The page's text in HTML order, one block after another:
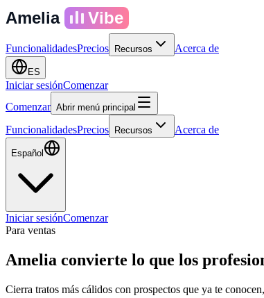
Amelia Vibe
FuncionalidadesPrecios Recursos Acerca de
ES
Iniciar sesiónComenzar
Comenzar Abrir menú principal
FuncionalidadesPrecios Recursos Acerca de
Español
Iniciar sesiónComenzar
Para ventas
Amelia convierte lo que los
Cierra tratos más cálidos con prospectos que ya te